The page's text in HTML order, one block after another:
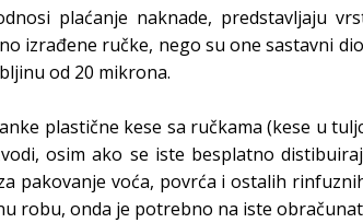
plaćanje naknade, predstavljaju
izrađene ručke, nego su one sastavni
od 20 mikrona.
plastične kese sa ručkama (kese u
osim ako se iste besplatno
pakovanje voća, povrća i ostalih
robu, onda je potrebno na iste